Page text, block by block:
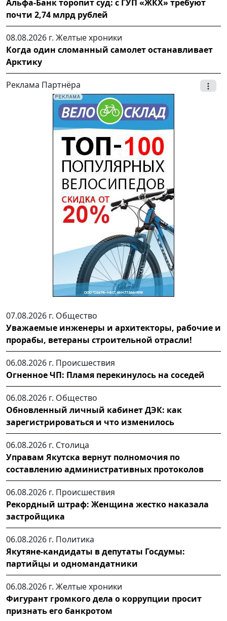
Альфа-Банк торопит суд: с ГУП «ЖКХ» требуют
почти 2,74 млрд рублей
08.08.2026 г. Желтые хроники
Когда один сломанный самолет останавливает
Арктику
Реклама Партнёра
07.08.2026 г. Общество
Уважаемые инженеры и архитекторы, рабочие и
прорабы, ветераны строительной отрасли!
06.08.2026 г. Происшествия
Огненное ЧП: Пламя перекинулось на соседей
06.08.2026 г. Общество
Обновленный личный кабинет ДЭК: как
зарегистрироваться и что изменилось
06.08.2026 г. Столица
Управам Якутска вернут полномочия по
составлению административных протоколов
06.08.2026 г. Происшествия
Рекордный штраф: Женщина жестко наказала
застройщика
06.08.2026 г. Политика
Якутяне-кандидаты в депутаты Госдумы:
партийцы и одномандатники
06.08.2026 г. Желтые хроники
Фигурант громкого дела о коррупции просит
признать его банкротом